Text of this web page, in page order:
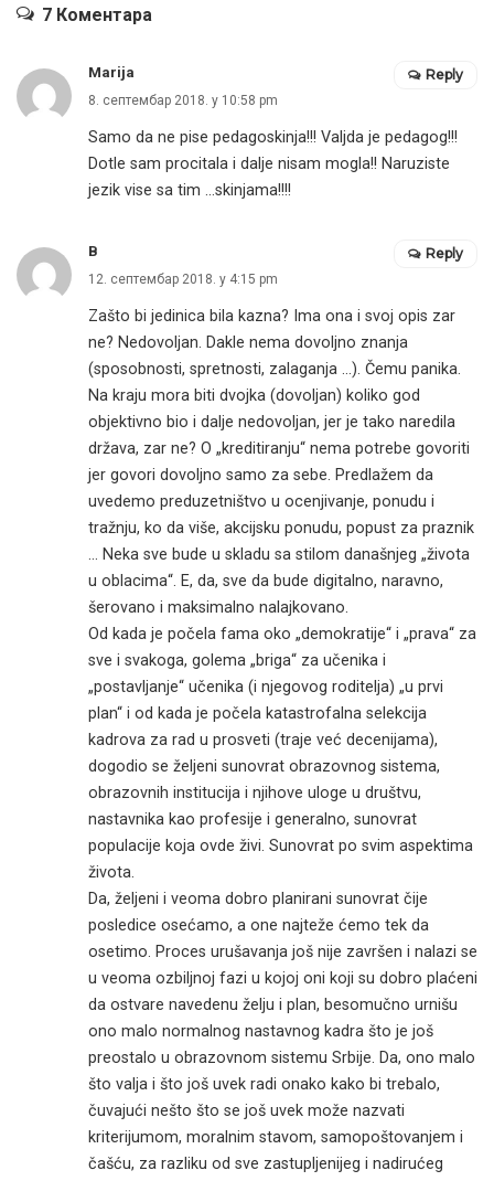
7 Коментара
Marija
8. септембар 2018. у 10:58 pm
Samo da ne pise pedagoskinja!!! Valjda je pedagog!!!
Dotle sam procitala i dalje nisam mogla!! Naruziste
jezik vise sa tim …skinjama!!!!
Reply
B
12. септембар 2018. у 4:15 pm
Zašto bi jedinica bila kazna? Ima ona i svoj opis zar
ne? Nedovoljan. Dakle nema dovoljno znanja
(sposobnosti, spretnosti, zalaganja …). Čemu panika.
Na kraju mora biti dvojka (dovoljan) koliko god
objektivno bio i dalje nedovoljan, jer je tako naredila
država, zar ne? O „kreditiranju“ nema potrebe govoriti
jer govori dovoljno samo za sebe. Predlažem da
uvedemo preduzetništvo u ocenjivanje, ponudu i
tražnju, ko da više, akcijsku ponudu, popust za praznik
… Neka sve bude u skladu sa stilom današnjeg „života
u oblacima“. E, da, sve da bude digitalno, naravno,
šerovano i maksimalno nalajkovano.
Od kada je počela fama oko „demokratije“ i „prava“ za
sve i svakoga, golema „briga“ za učenika i
„postavljanje“ učenika (i njegovog roditelja) „u prvi
plan“ i od kada je počela katastrofalna selekcija
kadrova za rad u prosveti (traje već decenijama),
dogodio se željeni sunovrat obrazovnog sistema,
obrazovnih institucija i njihove uloge u društvu,
nastavnika kao profesije i generalno, sunovrat
populacije koja ovde živi. Sunovrat po svim aspektima
života.
Da, željeni i veoma dobro planirani sunovrat čije
posledice osećamo, a one najteže ćemo tek da
osetimo. Proces urušavanja još nije završen i nalazi se
u veoma ozbiljnoj fazi u kojoj oni koji su dobro plaćeni
da ostvare navedenu želju i plan, besomučno urnišu
ono malo normalnog nastavnog kadra što je još
preostalo u obrazovnom sistemu Srbije. Da, ono malo
što valja i što još uvek radi onako kako bi trebalo,
čuvajući nešto što se još uvek može nazvati
kriterijumom, moralnim stavom, samopoštovanjem i
čašću, za razliku od sve zastupljenijeg i nadirućeg
Reply